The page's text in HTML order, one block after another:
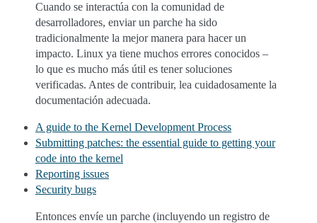
Cuando se interactúa con la comunidad de
desarrolladores, enviar un parche ha sido
tradicionalmente la mejor manera para hacer un
impacto. Linux ya tiene muchos errores conocidos –
lo que es mucho más útil es tener soluciones
verificadas. Antes de contribuir, lea cuidadosamente la
documentación adecuada.
A guide to the Kernel Development Process
Submitting patches: the essential guide to getting your
code into the kernel
Reporting issues
Security bugs
Entonces envíe un parche (incluyendo un registro de